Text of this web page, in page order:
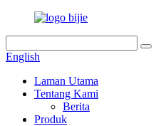
English
Laman Utama
Tentang Kami
Berita
Produk